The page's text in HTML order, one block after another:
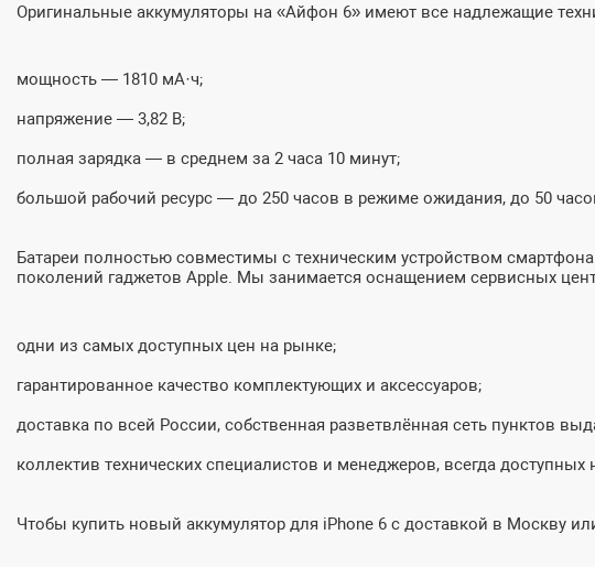
Оригинальные аккумуляторы на «Айфон 6» имеют все надлежащие
мощность — 1810 мА·ч;
напряжение — 3,82 В;
полная зарядка — в среднем за 2 часа 10 минут;
большой рабочий ресурс — до 250 часов в режиме ожидания, до 50
Батареи полностью совместимы с техническим устройством
поколений гаджетов Apple. Мы занимается оснащением сервисных
одни из самых доступных цен на рынке;
гарантированное качество комплектующих и аксессуаров;
доставка по всей России, собственная разветвлённая сеть пунктов
коллектив технических специалистов и менеджеров, всегда доступных
Чтобы купить новый аккумулятор для iPhone 6 с доставкой в Москву